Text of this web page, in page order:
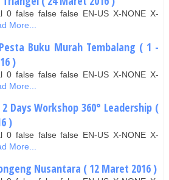
0 false false false EN-US X-NONE X-
More...
Buku Murah Tembalang ( 1 -
)
0 false false false EN-US X-NONE X-
More...
Days Workshop 360° Leadership (
)
0 false false false EN-US X-NONE X-
More...
Nusantara ( 12 Maret 2016 )